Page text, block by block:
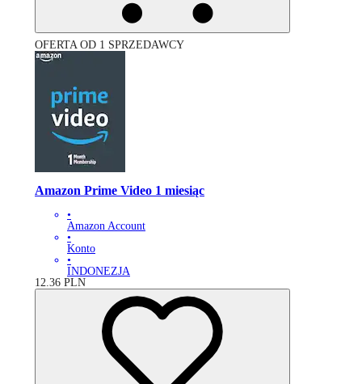
OFERTA OD 1 SPRZEDAWCY
Amazon Prime Video 1 miesiąc
•
Amazon Account
•
Konto
•
INDONEZJA
12.36 PLN